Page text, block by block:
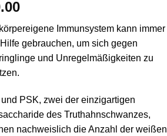
Immunsystem kann immer
gebrauchen, um sich gegen
und Unregelmäßigkeiten zu
PSK, zwei der einzigartigen
des Truthahnschwanzes,
nachweislich die Anzahl der weißen